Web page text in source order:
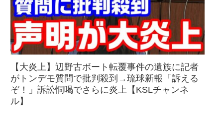
【大炎上】辺野古ボート転覆事件の遺族に記者
がトンデモ質問で批判殺到→琉球新報「訴える
ぞ！」訴訟恫喝でさらに炎上【KSLチャンネ
ル】